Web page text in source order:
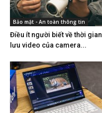
Bảo mật - An toàn thông tin
Điều ít người biết về thời gian
lưu video của camera...